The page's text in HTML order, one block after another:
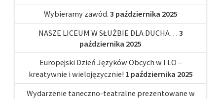
Wybieramy zawód. 3 października 2025
NASZE LICEUM W SŁUŻBIE DLA DUCHA… 3
października 2025
Europejski Dzień Języków Obcych w I LO –
kreatywnie i wielojęzycznie! 1 października 2025
Wydarzenie taneczno-teatralne prezentowane w